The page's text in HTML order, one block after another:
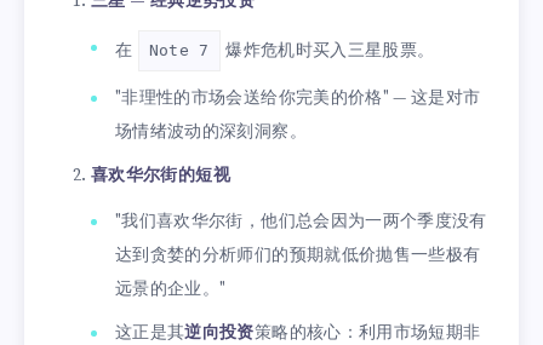
在 Note 7 爆炸危机时买入三星股票。
"非理性的市场会送给你完美的价格" — 这是对市
场情绪波动的深刻洞察。
喜欢华尔街的短视
"我们喜欢华尔街，他们总会因为一两个季度没有
达到贪婪的分析师们的预期就低价抛售一些极有
远景的企业。"
这正是其逆向投资策略的核心：利用市场短期非